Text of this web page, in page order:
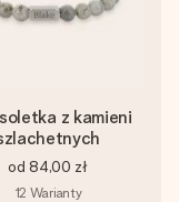
z kamieni
od 84,00 zł
12 Warianty